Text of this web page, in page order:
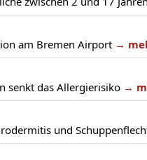
am Bremen Airport →
senkt das Allergierisiko →
und